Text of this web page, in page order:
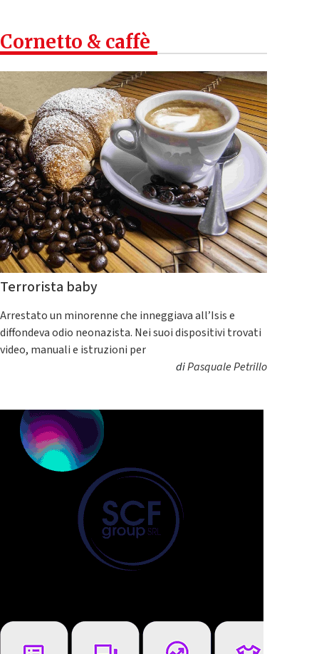
Cornetto & caffè
Terrorista baby
Arrestato un minorenne che inneggiava all’Isis e
diffondeva odio neonazista. Nei suoi dispositivi trovati
video, manuali e istruzioni per
diPasquale Petrillo